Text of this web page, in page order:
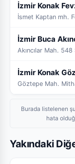
İzmir Konak
İzmir Buca
Akıncılar Mah.
İzmir Konak
Göztepe Mah.
Burada listelenen
hata
Yakındaki